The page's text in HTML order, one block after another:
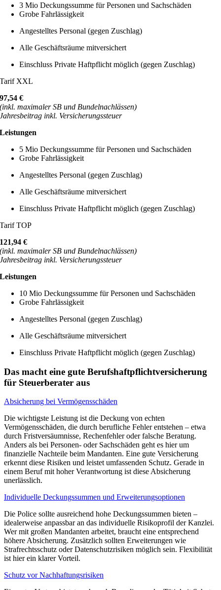
3 Mio Deckungssumme für Personen und Sachschäden
Grobe Fahrlässigkeit
Angestelltes Personal (gegen Zuschlag)
Alle Geschäftsräume mitversichert
Einschluss Private Haftpflicht möglich (gegen Zuschlag)
Tarif XXL
97,54 €
(inkl. maximaler SB und Bundelnachlässen)
Jahresbeitrag inkl. Versicherungssteuer
Leistungen
5 Mio Deckungssumme für Personen und Sachschäden
Grobe Fahrlässigkeit
Angestelltes Personal (gegen Zuschlag)
Alle Geschäftsräume mitversichert
Einschluss Private Haftpflicht möglich (gegen Zuschlag)
Tarif TOP
121,94 €
(inkl. maximaler SB und Bundelnachlässen)
Jahresbeitrag inkl. Versicherungssteuer
Leistungen
10 Mio Deckungssumme für Personen und Sachschäden
Grobe Fahrlässigkeit
Angestelltes Personal (gegen Zuschlag)
Alle Geschäftsräume mitversichert
Einschluss Private Haftpflicht möglich (gegen Zuschlag)
Das macht eine gute Berufshaftpflichtversicherung
für Steuerberater aus
Absicherung bei Vermögensschäden
Die wichtigste Leistung ist die Deckung von echten
Vermögensschäden, die durch berufliche Fehler entstehen – etwa
durch Fristversäumnisse, Rechenfehler oder falsche Beratung.
Anders als bei Personen- oder Sachschäden geht es hier um
finanzielle Nachteile beim Mandanten. Eine gute Versicherung
erkennt diese Risiken und leistet umfassenden Schutz. Gerade in
einem Beruf mit hoher Verantwortung ist diese Absicherung
unerlässlich.
Individuelle Deckungssummen und Erweiterungsoptionen
Die Police sollte ausreichend hohe Deckungssummen bieten –
idealerweise anpassbar an das individuelle Risikoprofil der Kanzlei.
Wer mit großen Mandanten arbeitet, braucht eine entsprechend
höhere Absicherung. Zusätzlich sollten Erweiterungen wie
Strafrechtsschutz oder Datenschutzrisiken möglich sein. Flexibilität
ist hier ein klarer Vorteil.
Schutz vor Nachhaftungsrisiken